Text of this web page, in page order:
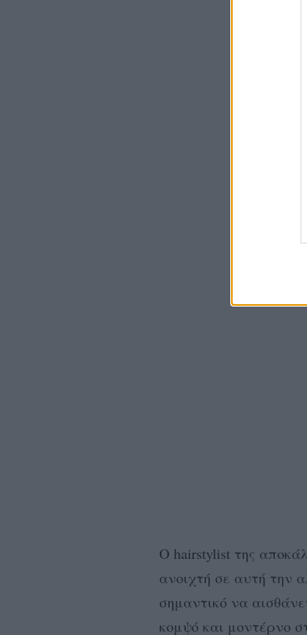
Ο hairstylist της
ανοιχτή σε αυτή την
σημαντικό να
κομψό και μοντέρνο